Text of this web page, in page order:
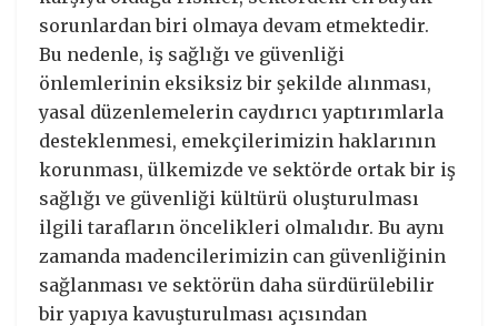
sorunlardan biri olmaya devam etmektedir.
Bu nedenle, iş sağlığı ve güvenliği
önlemlerinin eksiksiz bir şekilde alınması,
yasal düzenlemelerin caydırıcı yaptırımlarla
desteklenmesi, emekçilerimizin haklarının
korunması, ülkemizde ve sektörde ortak bir iş
sağlığı ve güvenliği kültürü oluşturulması
ilgili tarafların öncelikleri olmalıdır. Bu aynı
zamanda madencilerimizin can güvenliğinin
sağlanması ve sektörün daha sürdürülebilir
bir yapıya kavuşturulması açısından